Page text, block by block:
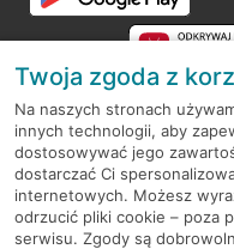
RODO
Regulamin serwisu
Mapa serwisu
Twoja zgoda z
Na naszych stronach
innych technologii, aby
dostosowywać jego
dostarczać Ci
internetowych. Możesz
odrzucić pliki cookie – poza
serwisu. Zgody są